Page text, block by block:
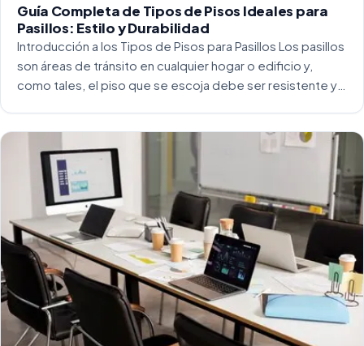
Guía Completa de Tipos de Pisos Ideales para
Pasillos: Estilo y Durabilidad
Introducción a los Tipos de Pisos para Pasillos Los pasillos
son áreas de tránsito en cualquier hogar o edificio y,
como tales, el piso que se escoja debe ser resistente y